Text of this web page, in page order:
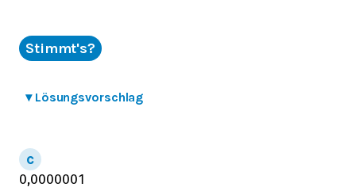
Stimmt's?
▾ Lösungsvorschlag
0,0000001